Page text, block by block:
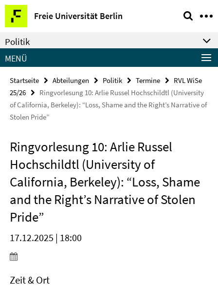
Springe
direkt
zu
Inhalt
Freie Universität Berlin
Service-
Navigation
Politik
MENÜ
Startseite Abteilungen Politik Termine
RVL WiSe
25/26
Ringvorlesung 10: Arlie Russel Hochschildtl (University
of California, Berkeley): “Loss, Shame and the Right’s Narrative of
Stolen Pride”
Ringvorlesung 10: Arlie Russel
Hochschildtl (University of
California, Berkeley): “Loss, Shame
and the Right’s Narrative of Stolen
Pride”
17.12.2025 | 18:00
Zeit & Ort